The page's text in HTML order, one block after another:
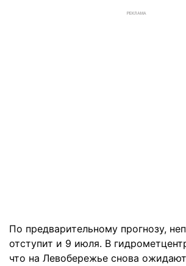
РЕКЛАМА
По предварительному прогнозу,
отступит и 9 июля. В
что на Левобережье снова